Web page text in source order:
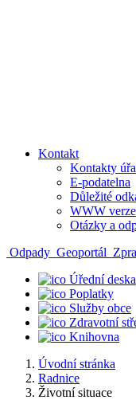
Kontakt
Kontakty
E-podatelna
Důležité
WWW
Otázky a
Odpady Geoportál
Úřední deska
Poplatky
Služby obce
Zdravotní
Knihovna
Úvodní stránka
Radnice
Životní situace